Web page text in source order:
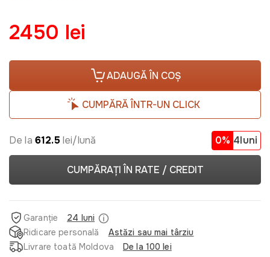
2450 lei
ADAUGĂ ÎN COȘ
CUMPĂRĂ ÎNTR-UN CLICK
De la 612.5 lei/lună 0% 4luni
CUMPĂRAȚI ÎN RATE / CREDIT
Garanție
24 luni
Ridicare personală
Astăzi sau mai târziu
Livrare toată Moldova
De la 100 lei